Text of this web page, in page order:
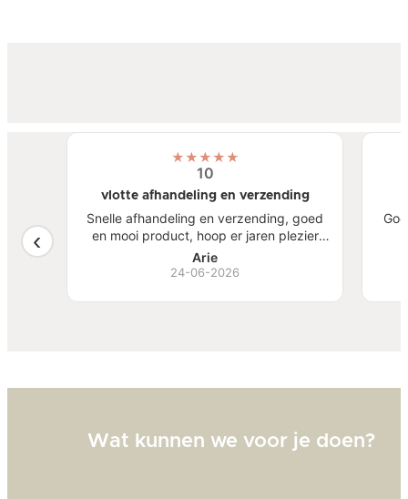
mooi
★★★★★
10
vlotte afhandeling en verzending
Snelle afhandeling en verzending, goed
en mooi product, hoop er jaren plezier
van te hebben.
Arie
24-06-2026
Wat kunnen we voor je doen?